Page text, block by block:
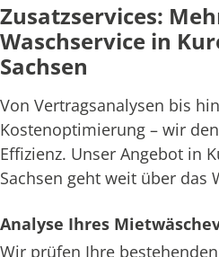
Zusatzservices:
Waschservice in
Sachsen
Von Vertragsanalysen bis
Kostenoptimierung – wir
Effizienz. Unser Angebot in
Sachsen geht weit über das
Analyse Ihres
Wir prüfen Ihre